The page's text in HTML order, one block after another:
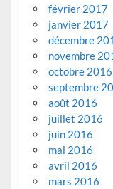
février 2017
janvier 2017
décembre
novembre
octobre 2016
septembre
août 2016
juillet 2016
juin 2016
mai 2016
avril 2016
mars 2016